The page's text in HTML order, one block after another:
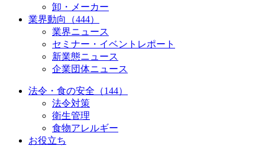
卸・メーカー
業界動向（444）
業界ニュース
セミナー・イベントレポート
新業態ニュース
企業団体ニュース
法令・食の安全（144）
法令対策
衛生管理
食物アレルギー
お役立ち